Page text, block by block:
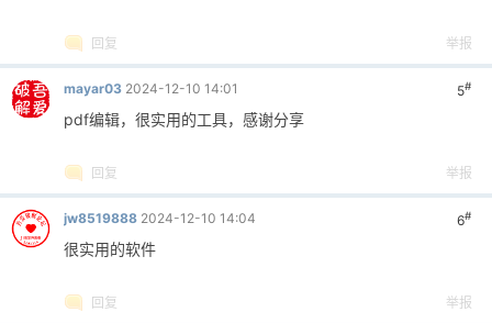
回复 举报
5#
mayar03 2024-12-10 14:01
pdf编辑，很实用的工具，感谢分享
回复 举报
6#
jw8519888 2024-12-10 14:04
很实用的软件
回复 举报